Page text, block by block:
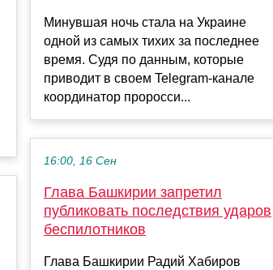
Минувшая ночь стала на Украине
одной из самых тихих за последнее
время. Судя по данным, которые
приводит в своем Telegram-канале
координатор проросси...
16:00, 16 Сен
Глава Башкирии запретил
публиковать последствия ударов
беспилотников
Глава Башкирии Радий Хабиров